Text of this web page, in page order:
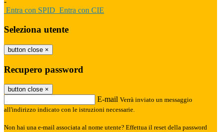
Entra con SPID Entra con CIE
Seleziona utente
button close ×
Recupero password
button close ×
E-mail Verrà inviato un messaggio
all'indirizzo indicato con le istruzioni necessarie.
Non hai una e-mail associata al nome utente? Effettua il reset della password